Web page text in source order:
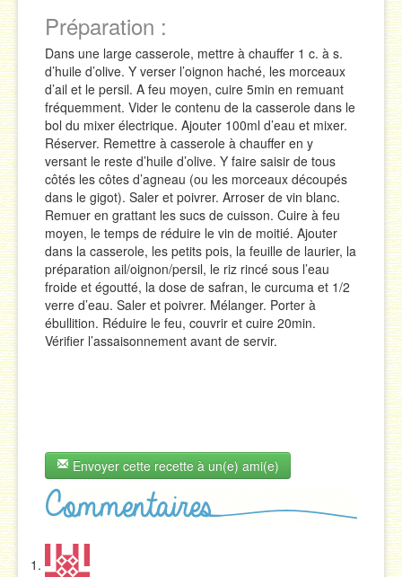
Préparation :
Dans une large casserole, mettre à chauffer 1 c. à s.
d’huile d’olive. Y verser l’oignon haché, les morceaux
d’ail et le persil. A feu moyen, cuire 5min en remuant
fréquemment. Vider le contenu de la casserole dans le
bol du mixer électrique. Ajouter 100ml d’eau et mixer.
Réserver. Remettre à casserole à chauffer en y
versant le reste d’huile d’olive. Y faire saisir de tous
côtés les côtes d’agneau (ou les morceaux découpés
dans le gigot). Saler et poivrer. Arroser de vin blanc.
Remuer en grattant les sucs de cuisson. Cuire à feu
moyen, le temps de réduire le vin de moitié. Ajouter
dans la casserole, les petits pois, la feuille de laurier, la
préparation ail/oignon/persil, le riz rincé sous l’eau
froide et égoutté, la dose de safran, le curcuma et 1/2
verre d’eau. Saler et poivrer. Mélanger. Porter à
ébullition. Réduire le feu, couvrir et cuire 20min.
Vérifier l’assaisonnement avant de servir.
Envoyer cette recette à un(e) ami(e)